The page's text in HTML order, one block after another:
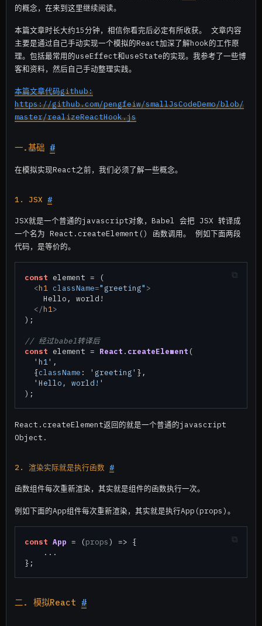
的概念，在来到这里继续阅读。
本篇文章时长大约15分钟，相信你看完后必定有所收获。 文章内容
主要是通过自己手动实现一个模拟的React加深了解hook的工作原
理。包括最常用的useEffect和useState的实现。我参考了一些博
客和资料，然后自己手动整理实践。
本篇文章代码github:
https://github.com/pengfeiw/smallJsCodeDemo/blob/
master/realizeReactHook.js
一.基础 #
在模拟实现React之前，我们必须了解一些概念。
1. JSX #
JSX就是一个普通的javascript对象，Babel 会把 JSX 转译成
一个名为 React.createElement() 函数调用。 例如下面两段
代码，是等价的。
const element = (
<h1 className="greeting" >
Hello, world!
</h1 >
);
// 经过babel转译后
const element = React . createElement (
'h1' ,
  {
className : 'greeting' },
'Hello, world!'
React.createElement返回的就是一个普通的javascript
Object.
2. 渲染实际就是执行函数 #
函数组件每次重新渲染，其实就是组件的函数执行一次。
例如下面的App组件每次重新渲染，其实就是执行App(props)。
const App = (props) => {
    ...
二. 模拟React #